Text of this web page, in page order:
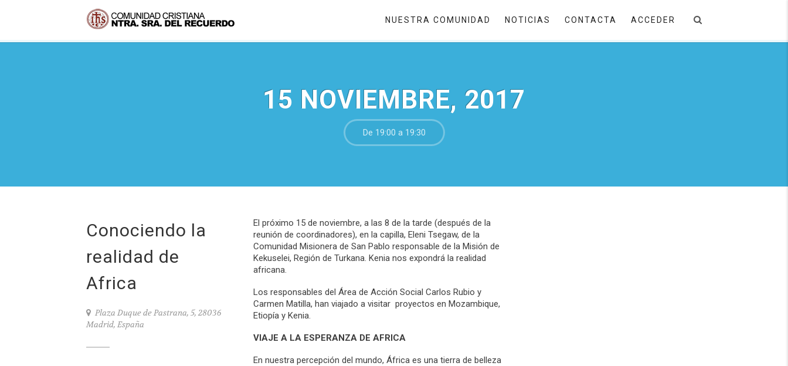
NUESTRA COMUNIDAD NOTICIAS CONTACTA ACCEDER
15 NOVIEMBRE, 2017
De 19:00 a 19:30
Conociendo la
realidad de
Africa
Plaza Duque de Pastrana, 5, 28036
Madrid, España
El próximo 15 de noviembre, a las 8 de la tarde (después de la
reunión de coordinadores), en la capilla, Eleni Tsegaw, de la
Comunidad Misionera de San Pablo responsable de la Misión de
Kekuselei, Región de Turkana. Kenia nos expondrá la realidad
africana.
Los responsables del Área de Acción Social Carlos Rubio y
Carmen Matilla, han viajado a visitar proyectos en Mozambique,
Etiopía y Kenia.
VIAJE A LA ESPERANZA DE AFRICA
En nuestra percepción del mundo, África es una tierra de belleza